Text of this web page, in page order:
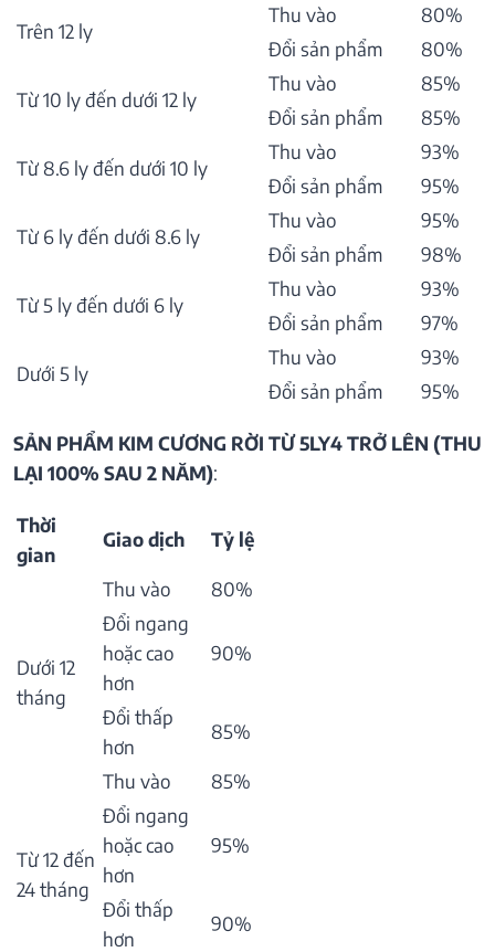
Trên 12 ly
Thu vào
80%
Đổi sản phẩm
80%
Từ 10 ly đến dưới 12 ly
Thu vào
85%
Đổi sản phẩm
85%
Từ 8.6 ly đến dưới 10 ly
Thu vào
93%
Đổi sản phẩm
95%
Từ 6 ly đến dưới 8.6 ly
Thu vào
95%
Đổi sản phẩm
98%
Từ 5 ly đến dưới 6 ly
Thu vào
93%
Đổi sản phẩm
97%
Dưới 5 ly
Thu vào
93%
Đổi sản phẩm
95%
SẢN PHẨM KIM CƯƠNG RỜI TỪ 5LY4 TRỞ LÊN (THU
LẠI 100% SAU 2 NĂM):
Thời
gian
Giao dịch Tỷ lệ
Dưới 12
tháng
Thu vào
80%
Đổi ngang
hoặc cao
hơn
90%
Đổi thấp
hơn
85%
Từ 12 đến
24 tháng
Thu vào
85%
Đổi ngang
hoặc cao
hơn
95%
Đổi thấp
hơn
90%